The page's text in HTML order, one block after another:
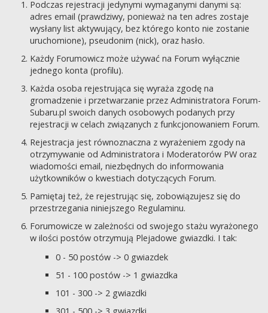
Podczas rejestracji jedynymi wymaganymi danymi są:
adres email (prawdziwy, ponieważ na ten adres zostaje
wysłany list aktywujący, bez którego konto nie zostanie
uruchomione), pseudonim (nick), oraz hasło.
Każdy Forumowicz może używać na Forum wyłącznie
jednego konta (profilu).
Każda osoba rejestrująca się wyraża zgodę na
gromadzenie i przetwarzanie przez Administratora Forum-
Subaru.pl swoich danych osobowych podanych przy
rejestracji w celach związanych z funkcjonowaniem Forum.
Rejestracja jest równoznaczna z wyrażeniem zgody na
otrzymywanie od Administratora i Moderatorów PW oraz
wiadomości email, niezbędnych do informowania
użytkowników o kwestiach dotyczących Forum.
Pamiętaj też, że rejestrując się, zobowiązujesz się do
przestrzegania niniejszego Regulaminu.
Forumowicze w zależności od swojego stażu wyrażonego
w ilości postów otrzymują Plejadowe gwiazdki. I tak:
0 - 50 postów -> 0 gwiazdek
51 - 100 postów -> 1 gwiazdka
101 - 300 -> 2 gwiazdki
301 - 500 -> 3 gwiazdki